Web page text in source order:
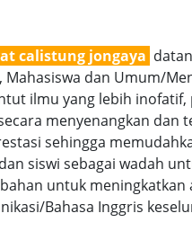
calistung jongaya
Mahasiswa dan Umum/
ilmu yang lebih
menyenangkan
sehingga
siswi sebagai wadah
untuk
Bahasa Inggris